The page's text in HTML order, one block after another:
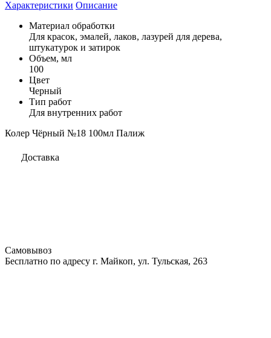
Характеристики Описание
Материал обработки
Для красок, эмалей, лаков, лазурей для дерева,
штукатурок и затирок
Объем, мл
100
Цвет
Черный
Тип работ
Для внутренних работ
Колер Чёрный №18 100мл Палиж
Доставка
Самовывоз
Бесплатно по адресу г. Майкоп, ул. Тульская, 263